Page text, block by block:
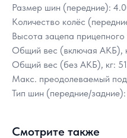
Размер шин (передние):
Количество колёс
Высота зацепа
Общий вес (включая АКБ),
Общий вес (без АКБ), кг:
Макс. преодолеваемый
Тип шин (передние/
Смотрите также